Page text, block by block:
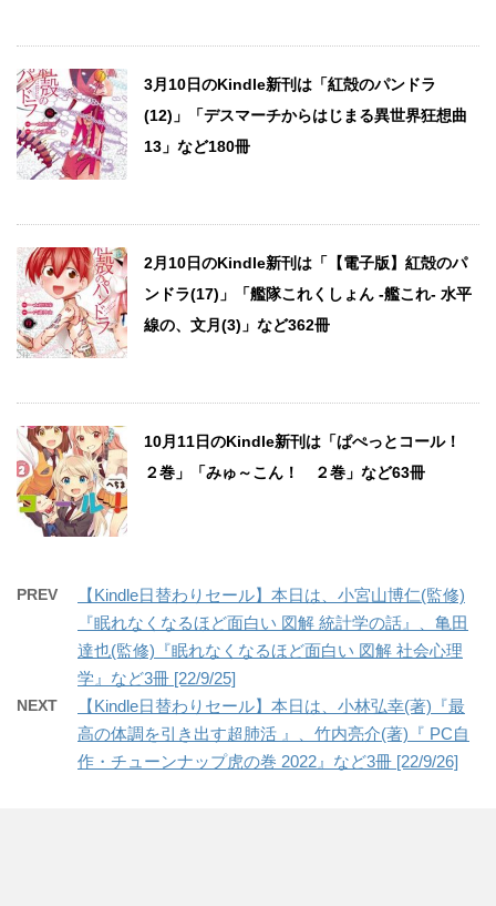
3月10日のKindle新刊は「紅殻のパンドラ
(12)」「デスマーチからはじまる異世界狂想曲
13」など180冊
2月10日のKindle新刊は「【電子版】紅殻のパ
ンドラ(17)」「艦隊これくしょん ‐艦これ‐ 水平
線の、文月(3)」など362冊
10月11日のKindle新刊は「ぱぺっとコール！
２巻」「みゅ～こん！ ２巻」など63冊
PREV
【Kindle日替わりセール】本日は、小宮山博仁(監修)
『眠れなくなるほど面白い 図解 統計学の話』、亀田
達也(監修)『眠れなくなるほど面白い 図解 社会心理
学』など3冊 [22/9/25]
NEXT
【Kindle日替わりセール】本日は、小林弘幸(著)『最
高の体調を引き出す超肺活 』、竹内亮介(著)『 PC自
作・チューンナップ虎の巻 2022』など3冊 [22/9/26]